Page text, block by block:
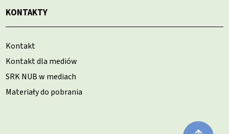
KONTAKTY
Kontakt
Kontakt dla mediów
SRK NUB w mediach
Materiały do pobrania